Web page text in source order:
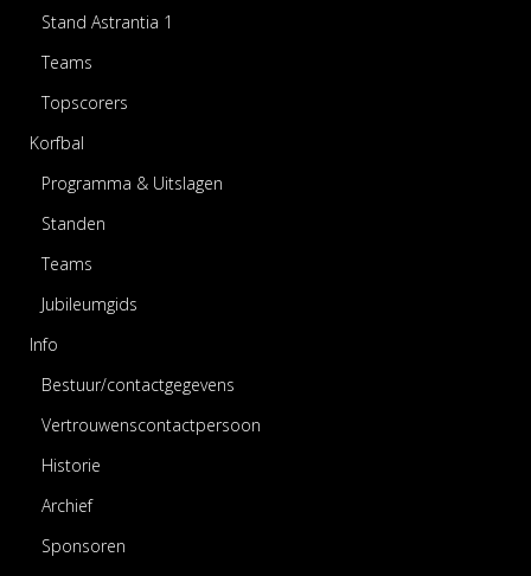
Stand Astrantia 1
Teams
Topscorers
Korfbal
Programma & Uitslagen
Standen
Teams
Jubileumgids
Info
Bestuur/contactgegevens
Vertrouwenscontactpersoon
Historie
Archief
Sponsoren